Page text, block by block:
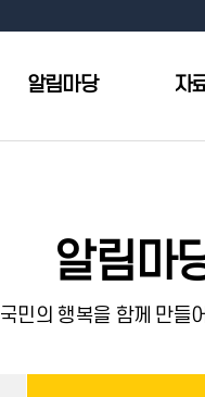
알림마당 자
알림마
국민의 행복을 함께 만들